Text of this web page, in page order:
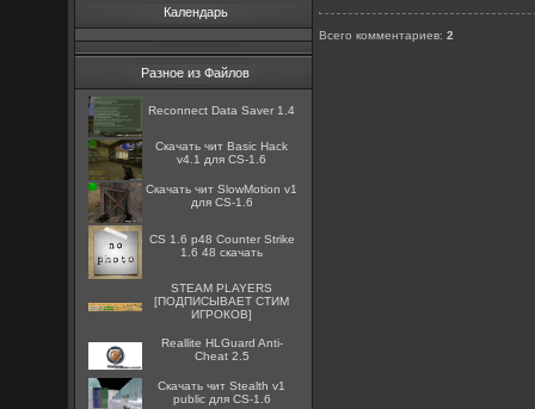
Календарь
Разное из Файлов
Reconnect Data Saver 1.4
Скачать чит Basic Hack
v4.1 для CS-1.6
Скачать чит SlowMotion v1
для CS-1.6
CS 1.6 p48 Counter Strike
1.6 48 скачать
STEAM PLAYERS
[ПОДПИСЫВАЕТ СТИМ
ИГРОКОВ]
Reallite HLGuard Anti-
Cheat 2.5
Скачать чит Stealth v1
public для CS-1.6
Всего комментариев:2